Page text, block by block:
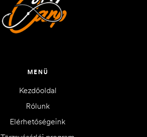
MENÜ
Kezdőoldal
Rólunk
Elérhetőségeink